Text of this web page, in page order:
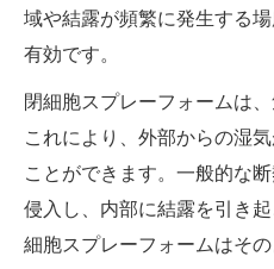
域や結露が頻繁に発生する
有効です。
閉細胞スプレーフォームは
これにより、外部からの湿
ことができます。一般的な
侵入し、内部に結露を引き
細胞スプレーフォームはそ